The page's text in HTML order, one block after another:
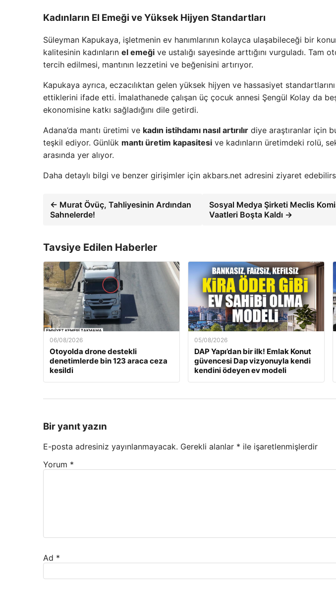
Kadınların El Emeği ve Yüksek Hijyen Standartları
Süleyman Kapukaya, işletmenin ev hanımlarının kolayca ulaşabileceği bir
kalitesinin kadınların el emeği ve ustalığı sayesinde arttığını vurguladı. Tam
tercih edilmesi, mantının lezzetini ve beğenisini artırıyor.
Kapukaya ayrıca, eczacılıktan gelen yüksek hijyen ve hassasiyet
ettiklerini ifade etti. İmalathanede çalışan üç çocuk annesi Şengül Kolay da beş
ekonomisine katkı sağladığını dile getirdi.
Adana’da mantı üretimi ve kadın istihdamı nasıl artırılır diye araştıranlar için
teşkil ediyor. Günlük mantı üretim kapasitesi ve kadınların üretimdeki rolü,
arasında yer alıyor.
Daha detaylı bilgi ve benzer girişimler için akbars.net adresini ziyaret
← Murat Övüç, Tahliyesinin Ardından
Sahnelerde!
Sosyal Medya Şirketi Meclis
Vaatleri Boşta Kaldı →
Tavsiye Edilen Haberler
06/08/2026
Otoyolda drone destekli
denetimlerde bin 123 araca ceza
kesildi
05/08/2026
DAP Yapı’dan bir ilk! Emlak Konut
güvencesi Dap vizyonuyla kendi
kendini ödeyen ev modeli
Bir yanıt yazın
E-posta adresiniz yayınlanmayacak. Gerekli alanlar * ile işaretlenmişlerdir
Yorum *
Ad *